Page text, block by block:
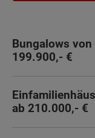
Bungalows
199.900,- €
ab 210.000,- €